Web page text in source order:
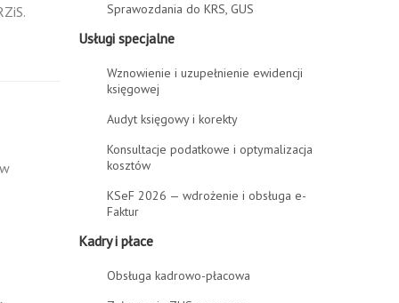
Sprawozdania do KRS, GUS
Usługi specjalne
Wznowienie i uzupełnienie ewidencji
księgowej
Audyt księgowy i korekty
Konsultacje podatkowe i optymalizacja
kosztów
KSeF 2026 — wdrożenie i obsługa e-
Faktur
Kadry i płace
Obsługa kadrowo-płacowa